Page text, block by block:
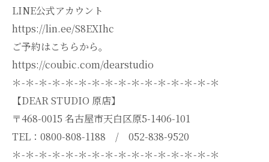
LINE公式アカウント
https://lin.ee/S8EXIhc
ご予約はこちらから。
https://coubic.com/dearstudio
＊-＊-＊-＊-＊-＊-＊-＊-＊-＊-＊-＊-＊-＊-＊-＊
【DEAR STUDIO 原店】
〒468-0015 名古屋市天白区原5-1406-101
TEL：0800-808-1188 / 052-838-9520
＊-＊-＊-＊-＊-＊-＊-＊-＊-＊-＊-＊-＊-＊-＊-＊